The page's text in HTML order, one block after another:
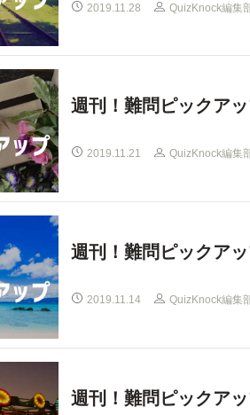
2019.11.28 QuizKnock編集
週刊！難問ピックアッ
2019.11.21 QuizKnock編集
週刊！難問ピックアッ
2019.11.14 QuizKnock編集
週刊！難問ピックアッ